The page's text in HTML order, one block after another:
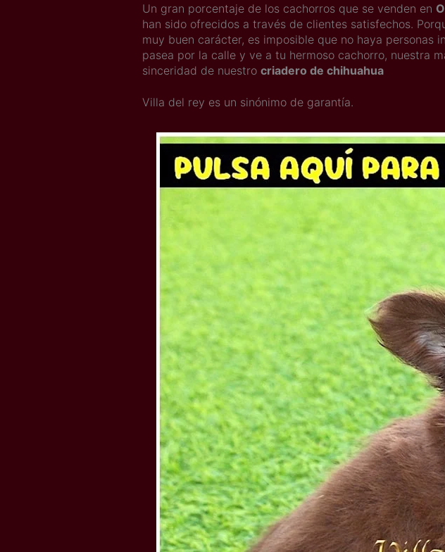
Un gran porcentaje de los cachorros que se venden en
han sido ofrecidos a través de clientes satisfechos.
muy buen carácter, es imposible que no haya personas
pasea por la calle y ve a tu hermoso cachorro, nuestra
sinceridad de nuestro criadero de chihuahua
Villa del rey es un sinónimo de garantía.